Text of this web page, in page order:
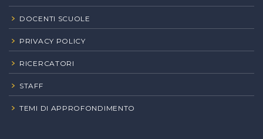
DOCENTI SCUOLE
PRIVACY POLICY
RICERCATORI
STAFF
TEMI DI APPROFONDIMENTO